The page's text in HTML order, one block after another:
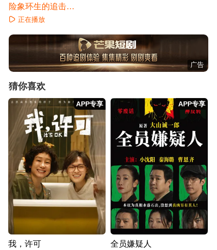
险象环生的追击故
事 正在播放
广告
猜你喜欢
APP专享
我，许可
APP专享
全员嫌疑人